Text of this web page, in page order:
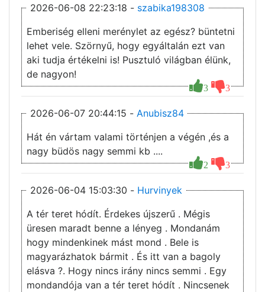
2026-06-08 22:23:18 - szabika198308
3 3
Emberiség elleni merénylet az egész? büntetni
lehet vele. Szörnyű, hogy egyáltalán ezt van
aki tudja értékelni is! Pusztuló világban élünk,
de nagyon!
2026-06-07 20:44:15 - Anubisz84
2 3
Hát én vártam valami történjen a végén ,és a
nagy büdös nagy semmi kb ....
2026-06-04 15:03:30 - Hurvinyek
A tér teret hódít. Érdekes újszerű . Mégis
üresen maradt benne a lényeg . Mondanám
hogy mindenkinek mást mond . Bele is
magyarázhatok bármit . És itt van a bagoly
elásva ?. Hogy nincs irány nincs semmi . Egy
mondandója van a tér teret hódít . Nincsenek